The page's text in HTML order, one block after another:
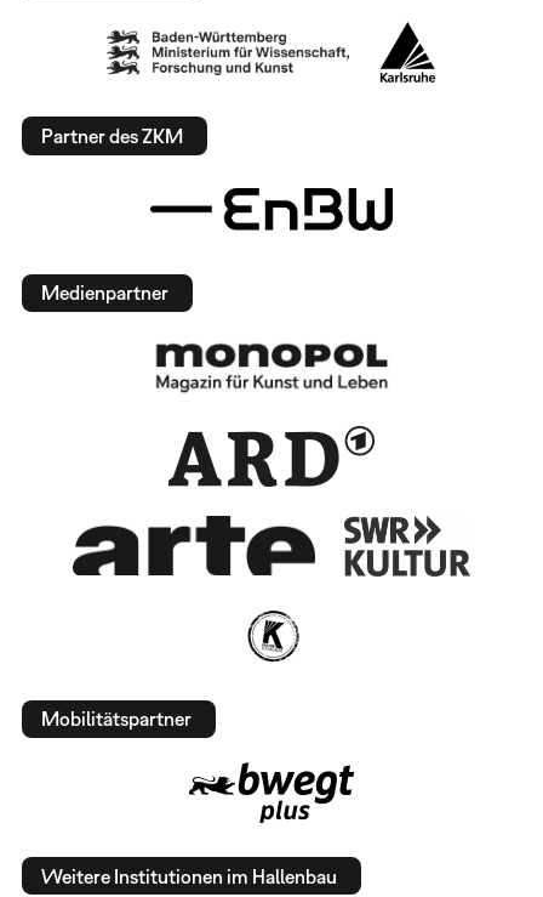
Partner des ZKM
Medienpartner
Mobilitätspartner
Weitere Institutionen im Hallenbau